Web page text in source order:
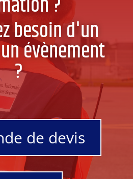
besoin d'un
évènement
?
de devis